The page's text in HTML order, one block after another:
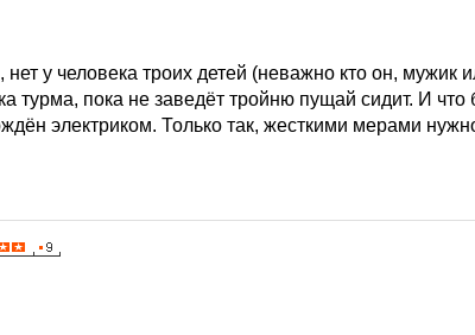
у человека троих детей (неважно кто он, мужик
турма, пока не заведёт тройню пущай сидит. И что
электриком. Только так, жесткими мерами